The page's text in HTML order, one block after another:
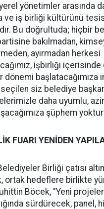
yönetimler arasında
ve iş birliği kültürünü
Bu doğrultuda; hiçbir
bakılmadan,
ayırmadan herkesi
işbirliği içerisinde
dönemi başlatacağımıza
siz belediye
daha uyumlu,
şüphem
FUARI YENİDEN
Birliği çatısı
ortak hedeflere birlikte
Böcek, "Yeni
sürdürecek, panel,